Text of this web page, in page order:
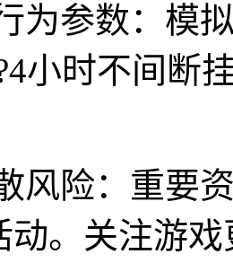
为参数：模
小时不间断
风险：重要
动。关注游